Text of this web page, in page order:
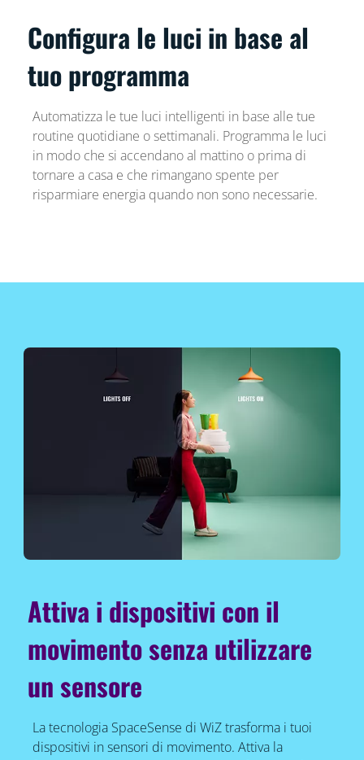
Configura le luci in base al
tuo programma
Automatizza le tue luci intelligenti in base alle tue
routine quotidiane o settimanali. Programma le luci
in modo che si accendano al mattino o prima di
tornare a casa e che rimangano spente per
risparmiare energia quando non sono necessarie.
Attiva i dispositivi con il
movimento senza utilizzare
un sensore
La tecnologia SpaceSense di WiZ trasforma i tuoi
dispositivi in sensori di movimento. Attiva la